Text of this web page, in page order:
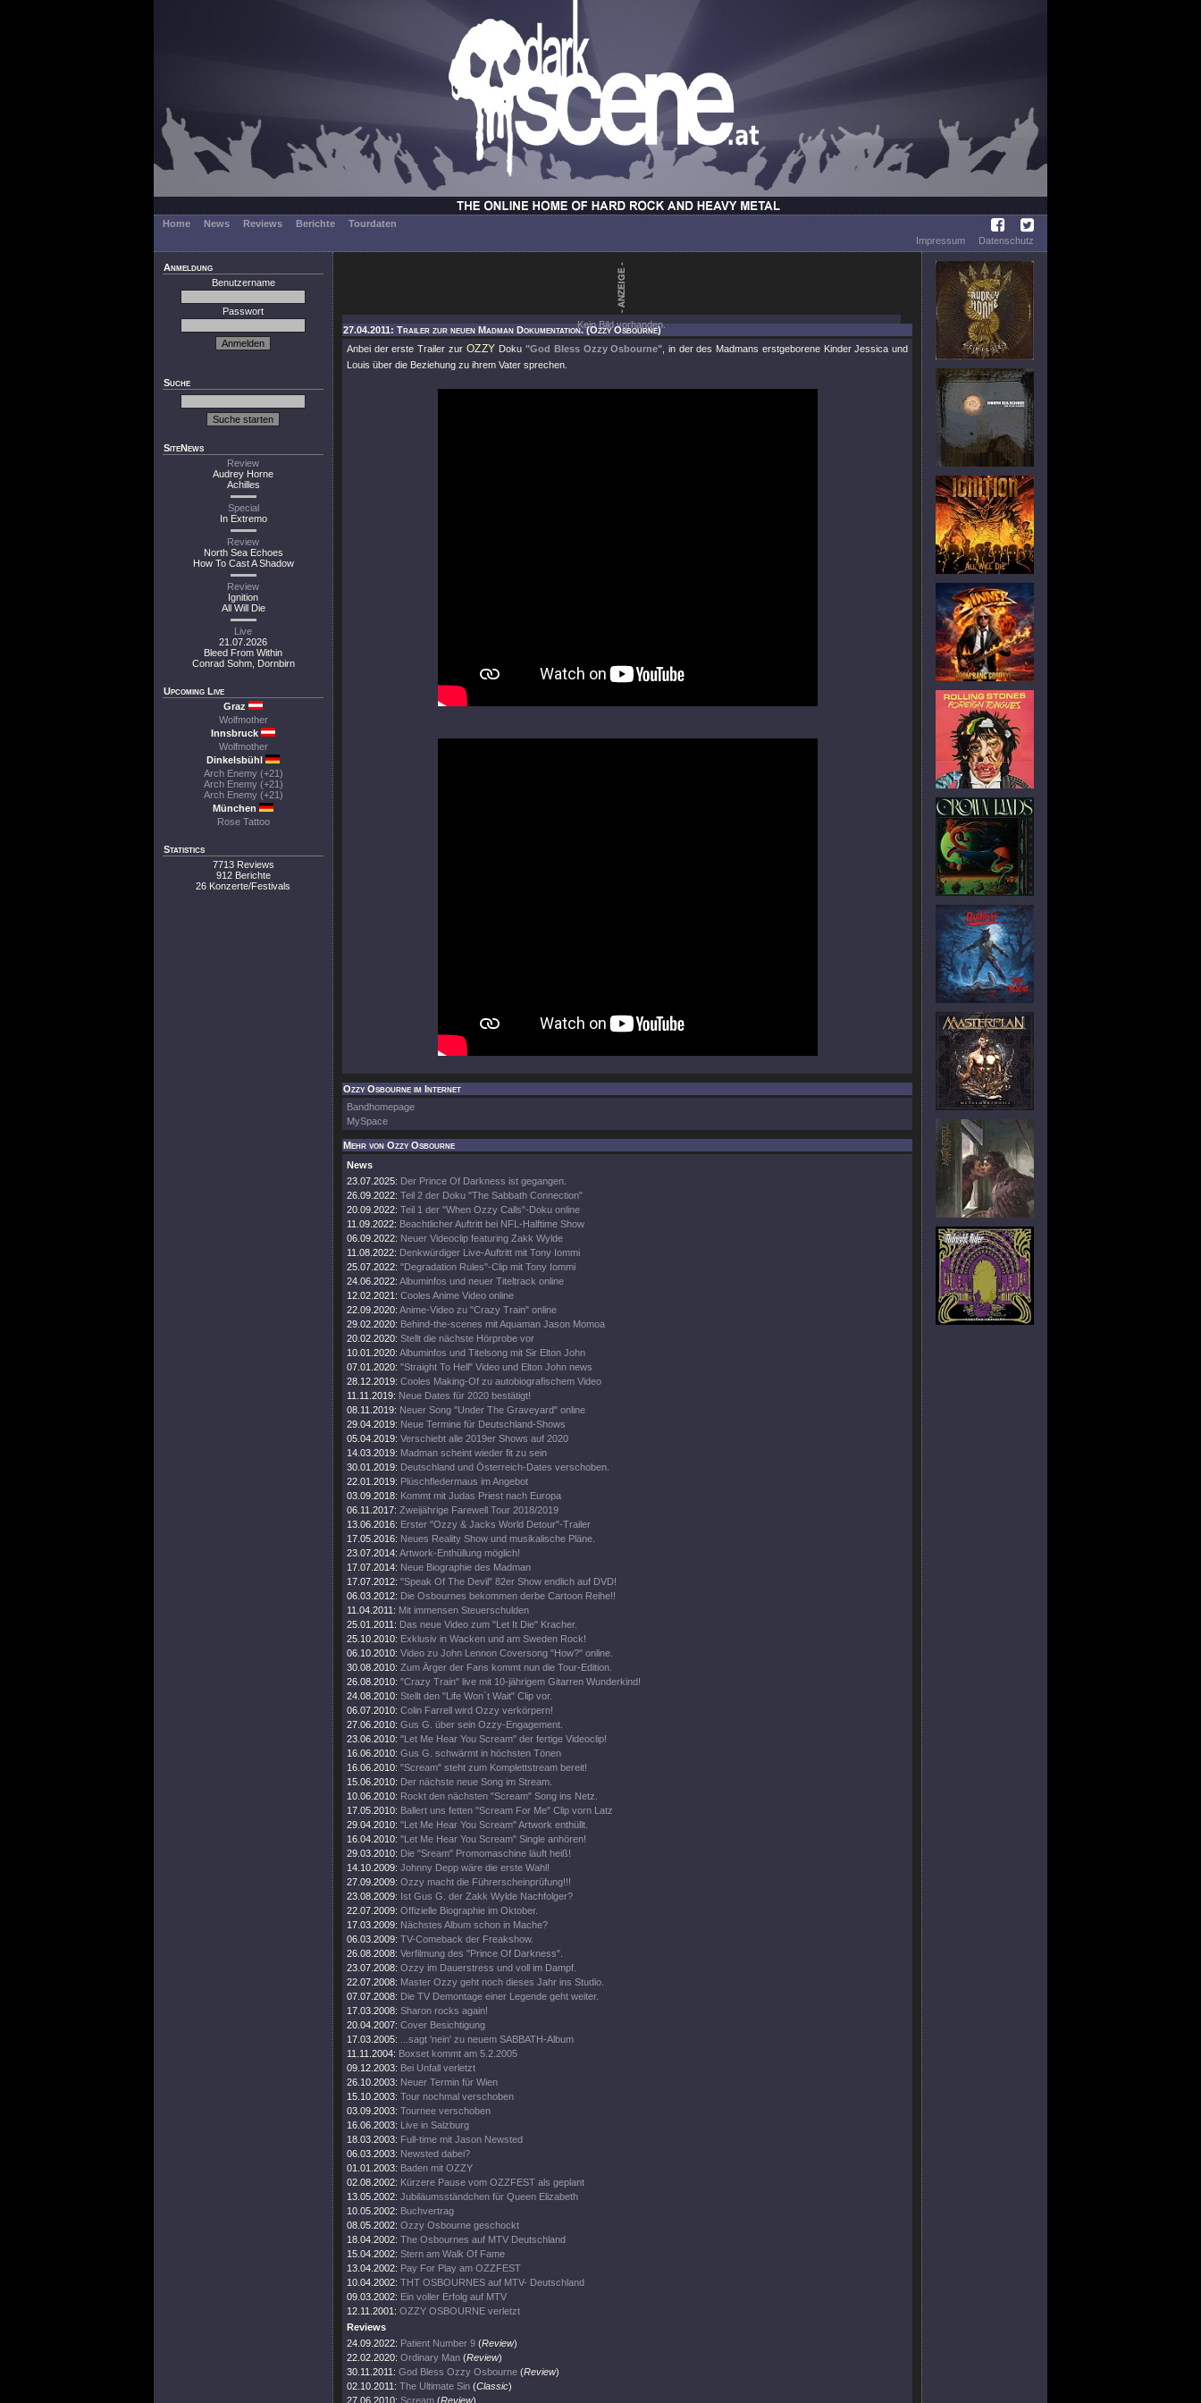
Home News Reviews Berichte
Tourdaten
Impressum
Datenschutz
Anmeldung
Benutzername
Passwort
Suche
SiteNews
Review
Audrey Horne
Achilles
Special
In Extremo
Review
North Sea Echoes
How To Cast A Shadow
Review
Ignition
All Will Die
Live
21.07.2026
Bleed From Within
Conrad Sohm, Dornbirn
Upcoming Live
Graz
Wolfmother
Innsbruck
Wolfmother
Dinkelsbühl
Arch Enemy (+21)
Arch Enemy (+21)
Arch Enemy (+21)
München
Rose Tattoo
Statistics
7713 Reviews
912 Berichte
26 Konzerte/Festivals
Kein Bild vorhanden.
27.04.2011: Trailer zur neuen Madman Dokumentation. (Ozzy Osbourne)
Anbei der erste Trailer zur OZZY Doku"God Bless Ozzy Osbourne" , in der des Madmans erstgeborene Kinder Jessica und
Louis über die Beziehung zu ihrem Vater sprechen.
Ozzy Osbourne im Internet
Bandhomepage
MySpace
Mehr von Ozzy Osbourne
News
23.07.2025: Der Prince Of Darkness ist gegangen.
26.09.2022: Teil 2 der Doku "The Sabbath Connection"
20.09.2022: Teil 1 der "When Ozzy Calls"-Doku online
11.09.2022: Beachtlicher Auftritt bei NFL-Halftime Show
06.09.2022: Neuer Videoclip featuring Zakk Wylde
11.08.2022: Denkwürdiger Live-Auftritt mit Tony Iommi
25.07.2022: "Degradation Rules"-Clip mit Tony Iommi
24.06.2022: Albuminfos und neuer Titeltrack online
12.02.2021: Cooles Anime Video online
22.09.2020: Anime-Video zu "Crazy Train" online
29.02.2020: Behind-the-scenes mit Aquaman Jason Momoa
20.02.2020: Stellt die nächste Hörprobe vor
10.01.2020: Albuminfos und Titelsong mit Sir Elton John
07.01.2020: "Straight To Hell" Video und Elton John news
28.12.2019: Cooles Making-Of zu autobiografischem Video
11.11.2019: Neue Dates für 2020 bestätigt!
08.11.2019: Neuer Song "Under The Graveyard" online
29.04.2019: Neue Termine für Deutschland-Shows
05.04.2019: Verschiebt alle 2019er Shows auf 2020
14.03.2019: Madman scheint wieder fit zu sein
30.01.2019: Deutschland und Österreich-Dates verschoben.
22.01.2019: Plüschfledermaus im Angebot
03.09.2018: Kommt mit Judas Priest nach Europa
06.11.2017: Zweijährige Farewell Tour 2018/2019
13.06.2016: Erster "Ozzy & Jacks World Detour"-Trailer
17.05.2016: Neues Reality Show und musikalische Pläne.
23.07.2014: Artwork-Enthüllung möglich!
17.07.2014: Neue Biographie des Madman
17.07.2012: "Speak Of The Devil" 82er Show endlich auf DVD!
06.03.2012: Die Osbournes bekommen derbe Cartoon Reihe!!
11.04.2011: Mit immensen Steuerschulden
25.01.2011: Das neue Video zum "Let It Die" Kracher.
25.10.2010: Exklusiv in Wacken und am Sweden Rock!
06.10.2010: Video zu John Lennon Coversong "How?" online.
30.08.2010: Zum Ärger der Fans kommt nun die Tour-Edition.
26.08.2010: "Crazy Train" live mit 10-jährigem Gitarren Wunderkind!
24.08.2010: Stellt den "Life Won`t Wait" Clip vor.
06.07.2010: Colin Farrell wird Ozzy verkörpern!
27.06.2010: Gus G. über sein Ozzy-Engagement.
23.06.2010: "Let Me Hear You Scream" der fertige Videoclip!
16.06.2010: Gus G. schwärmt in höchsten Tönen
16.06.2010: "Scream" steht zum Komplettstream bereit!
15.06.2010: Der nächste neue Song im Stream.
10.06.2010: Rockt den nächsten "Scream" Song ins Netz.
17.05.2010: Ballert uns fetten "Scream For Me" Clip vorn Latz
29.04.2010: "Let Me Hear You Scream" Artwork enthüllt.
16.04.2010: "Let Me Hear You Scream" Single anhören!
29.03.2010: Die "Sream" Promomaschine läuft heiß!
14.10.2009: Johnny Depp wäre die erste Wahl!
27.09.2009: Ozzy macht die Führerscheinprüfung!!!
23.08.2009: Ist Gus G. der Zakk Wylde Nachfolger?
22.07.2009: Offizielle Biographie im Oktober.
17.03.2009: Nächstes Album schon in Mache?
06.03.2009: TV-Comeback der Freakshow.
26.08.2008: Verfilmung des "Prince Of Darkness".
23.07.2008: Ozzy im Dauerstress und voll im Dampf.
22.07.2008: Master Ozzy geht noch dieses Jahr ins Studio.
07.07.2008: Die TV Demontage einer Legende geht weiter.
17.03.2008: Sharon rocks again!
20.04.2007: Cover Besichtigung
17.03.2005:
...sagt 'nein' zu neuem SABBATH-Album
11.11.2004: Boxset kommt am 5.2.2005
09.12.2003: Bei Unfall verletzt
26.10.2003: Neuer Termin für Wien
15.10.2003: Tour nochmal verschoben
03.09.2003: Tournee verschoben
16.06.2003: Live in Salzburg
18.03.2003: Full-time mit Jason Newsted
06.03.2003: Newsted dabei?
01.01.2003: Baden mit OZZY
02.08.2002: Kürzere Pause vom OZZFEST als geplant
13.05.2002: Jubiläumsständchen für Queen Elizabeth
10.05.2002: Buchvertrag
08.05.2002: Ozzy Osbourne geschockt
18.04.2002: The Osbournes auf MTV Deutschland
15.04.2002: Stern am Walk Of Fame
13.04.2002: Pay For Play am OZZFEST
10.04.2002: THT OSBOURNES auf MTV- Deutschland
09.03.2002: Ein voller Erfolg auf MTV
12.11.2001: OZZY OSBOURNE verletzt
Reviews
24.09.2022: Patient Number 9 (Review)
22.02.2020: Ordinary Man (Review)
30.11.2011: God Bless Ozzy Osbourne (Review)
02.10.2011: The Ultimate Sin (Classic)
27.06.2010: Scream (Review)